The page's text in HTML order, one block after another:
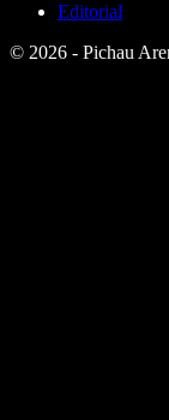
Editorial
© 2026 - Pichau